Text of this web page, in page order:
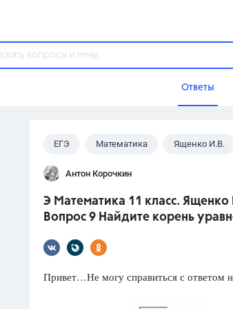
Ответы
Популярные темы
ГДЗ
ОГЭ
ЕГЭ Математика Ященко И.В.
Антон Корочкин
Э Математика 11 класс.
Вопрос 9 Найдите корень
Привет…Не могу справиться с ответом